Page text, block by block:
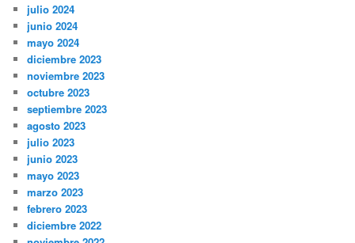
julio 2024
junio 2024
mayo 2024
diciembre 2023
noviembre 2023
octubre 2023
septiembre 2023
agosto 2023
julio 2023
junio 2023
mayo 2023
marzo 2023
febrero 2023
diciembre 2022